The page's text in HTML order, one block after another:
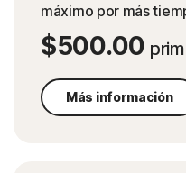
máximo por más
$500.00
Más información